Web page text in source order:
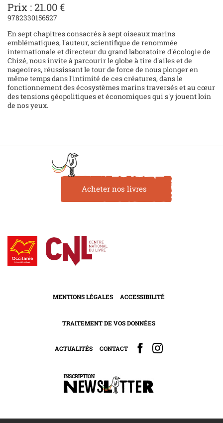
Prix : 21.00 €
9782330156527
En sept chapitres consacrés à sept oiseaux marins
emblématiques, l'auteur, scientifique de renommée
internationale et directeur du grand laboratoire d'écologie de
Chizé, nous invite à parcourir le globe à tire d'ailes et de
nageoires, réussissant le tour de force de nous plonger en
même temps dans l'intimité de ces créatures, dans le
fonctionnement des écosystèmes marins traversés et au cœur
des tensions géopolitiques et économiques qui s'y jouent loin
de nos yeux.
Acheter nos livres
MENTIONS LÉGALES ACCESSIBILITÉ
TRAITEMENT DE VOS DONNÉES
ACTUALITÉS CONTACT